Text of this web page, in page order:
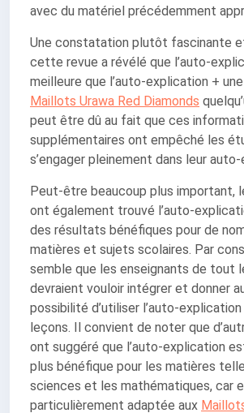
avec du matériel précédemment
Une constatation plutôt fascinante
cette revue a révélé que l’auto-
meilleure que l’auto-explication +
Maillots Urawa Red Diamonds
peut être dû au fait que ces
supplémentaires ont empêché les
s’engager pleinement dans leur
Peut-être beaucoup plus important,
ont également trouvé l’auto-
des résultats bénéfiques pour de
matières et sujets scolaires. Par
semble que les enseignants de tout
devraient vouloir intégrer et donner
possibilité d’utiliser l’auto-explication
leçons. Il convient de noter que
ont suggéré que l’auto-explication
plus bénéfique pour les matières
sciences et les mathématiques, car
particulièrement adaptée aux